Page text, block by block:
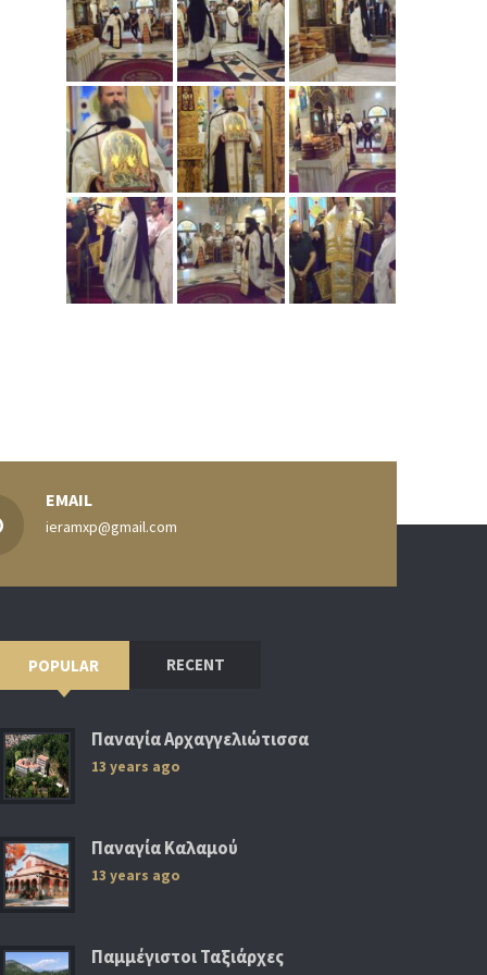
EMAIL
ieramxp@gmail.com
POPULAR RECENT
Παναγία Αρχαγγελιώτισσα
13 years ago
Παναγία Καλαμού
13 years ago
Παμμέγιστοι Ταξιάρχες